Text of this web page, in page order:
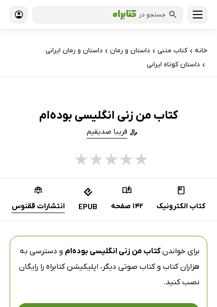
جستجو در
خانه › کتاب‌ متنی › داستان و رمان › داستان و رمان ایرانی
› داستان کوتاه ایرانی
کتاب من زنی انگلیسی بوده‌ام
فریبا صدیقیم
★
★
★
★
★
کتاب الکترونیک 142 صفحه EPUB انتشارات ققنوس
برای خواندنکتاب من زنی انگلیسی بوده‌ام و دسترسی به
هزاران کتاب و کتاب صوتی دیگر، اپلیکیشن کتابراه را رایگان
نصب کنید.